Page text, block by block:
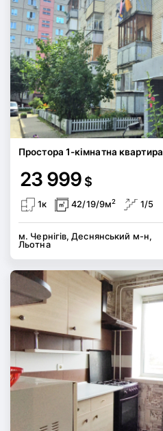
Простора 1-кімнатна квартира
23 999 $
1к 42/19/9м2 1/5
м. Чернігів, Деснянський м-н,
Льотна